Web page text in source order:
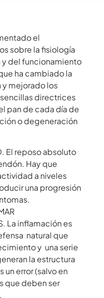
el
sobre la fisiología
del funcionamiento
ha cambiado la
y mejorado los
directrices
pan de cada día de
o degeneración
El reposo absoluto
Hay que
a niveles
una progresión
La inflamación es
natural que
y una serie
la estructura
un error (salvo en
que deben ser